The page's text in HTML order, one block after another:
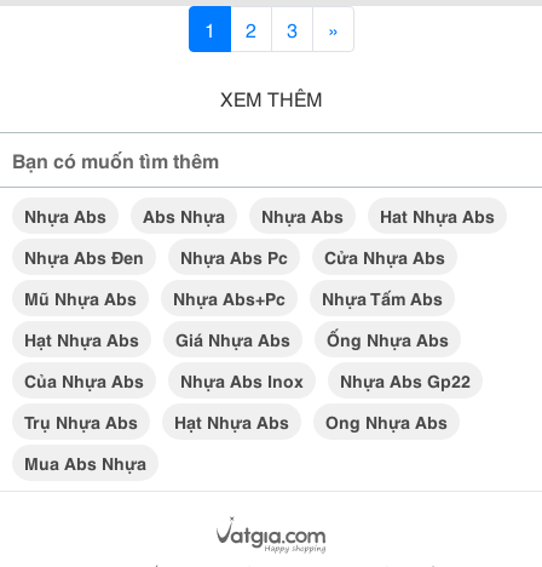
1 2 3 »
XEM THÊM
Bạn có muốn tìm thêm
Nhựa Abs Abs Nhựa Nhựa Abs
Hat Nhựa Abs
Nhựa Abs Đen
Nhựa Abs Pc
Cửa Nhựa Abs
Mũ Nhựa Abs
Nhựa Abs+pc
Nhựa Tấm Abs
Hạt Nhựa Abs
Giá Nhựa Abs
Ống Nhựa Abs
Của Nhựa Abs
Nhựa Abs Inox
Nhựa Abs Gp22
Trụ Nhựa Abs
Hạt Nhựa Abs
Ong Nhựa Abs
Mua Abs Nhựa